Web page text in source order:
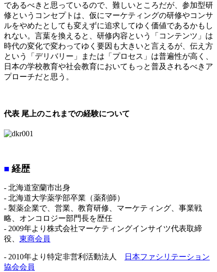
であるべきと思っているので、難しいところだが、参加型研
修というコンセプトは、仮にマーケティングの研修やコンサ
ルをやめたとしても変えずに追求してゆく価値であるかもし
れない。言葉を換えると、研修内容という「コンテンツ」は
時代の変化で変わってゆく要因も大きいと言えるが、伝え方
という「デリバリー」または「プロセス」は普遍性が高く、
日本の学校教育や社会教育においてもっと普及されるべきア
プローチだと思う。
代表 尾上のこれまでの経験について
■ 経歴
- 北海道室蘭市出身
- 北海道大学薬学部卒業（薬剤師）
- 製薬企業で、営業、教育研修、マーケティング、事業戦
略、オンコロジー部門長を歴任
- 2009年より株式会社マーケティングインサイツ代表取締
役、 東商会員
- 2010年より特定非営利活動法人
日本ファシリテーション
協会会員